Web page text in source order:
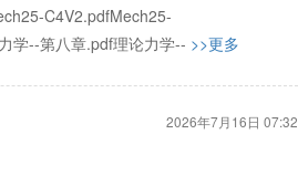
C4V2.pdfMech25-
学--第八章.pdf理论力学-- >>更多
2026年7月16日 07:32